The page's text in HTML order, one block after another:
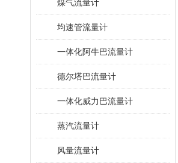
煤气流量计
均速管流量计
一体化阿牛巴流量计
德尔塔巴流量计
一体化威力巴流量计
蒸汽流量计
风量流量计